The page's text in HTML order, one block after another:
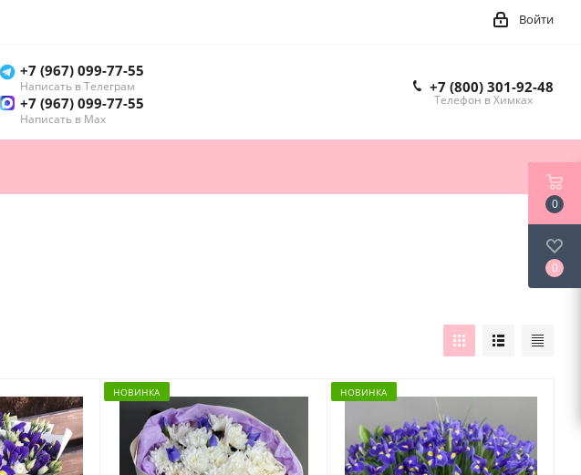
Войти
+7 (967) 099-77-55
Написать в Телеграм
+7 (967) 099-77-55
Написать в Мах
+7 (800) 301-92-48
Телефон в Химках
НОВИНКА НОВИНКА
0
0